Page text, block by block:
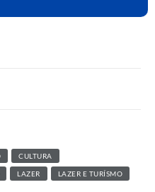
CULTURA
LAZER LAZER E TURÍSMO